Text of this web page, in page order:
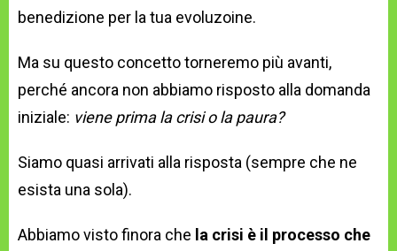
benedizione per la tua evoluzoine.
Ma su questo concetto torneremo più avanti,
perché ancora non abbiamo risposto alla domanda
iniziale: viene prima la crisi o la paura?
Siamo quasi arrivati alla risposta (sempre che ne
esista una sola).
Abbiamo visto finora che la crisi è il processo che